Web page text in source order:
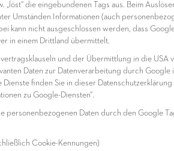
„löst“ die eingebundenen Tags aus. Beim
Umständen Informationen (auch
kann nicht ausgeschlossen werden, dass
in einem Drittland übermittelt.
und der Übermittlung in die USA
Daten zur Datenverarbeitung durch Google
finden Sie in dieser Datenschutzerklärung
zu Google-Diensten“.
personenbezogenen Daten durch den Google
Cookie-Kennungen)